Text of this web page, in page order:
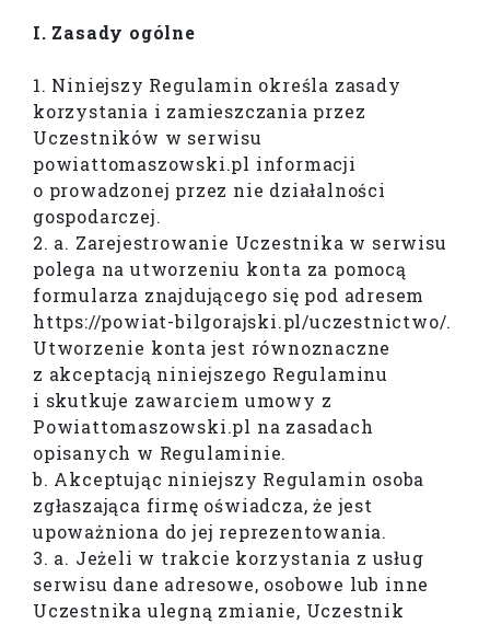
I. Zasady ogólne
1. Niniejszy Regulamin określa zasady
korzystania i zamieszczania przez
Uczestników w serwisu
powiattomaszowski.pl informacji
o prowadzonej przez nie działalności
gospodarczej.
2. a. Zarejestrowanie Uczestnika w serwisu
polega na utworzeniu konta za pomocą
formularza znajdującego się pod adresem
https://powiat-bilgorajski.pl/uczestnictwo/.
Utworzenie konta jest równoznaczne
z akceptacją niniejszego Regulaminu
i skutkuje zawarciem umowy z
Powiattomaszowski.pl na zasadach
opisanych w Regulaminie.
b. Akceptując niniejszy Regulamin osoba
zgłaszająca firmę oświadcza, że jest
upoważniona do jej reprezentowania.
3. a. Jeżeli w trakcie korzystania z usług
serwisu dane adresowe, osobowe lub inne
Uczestnika ulegną zmianie, Uczestnik